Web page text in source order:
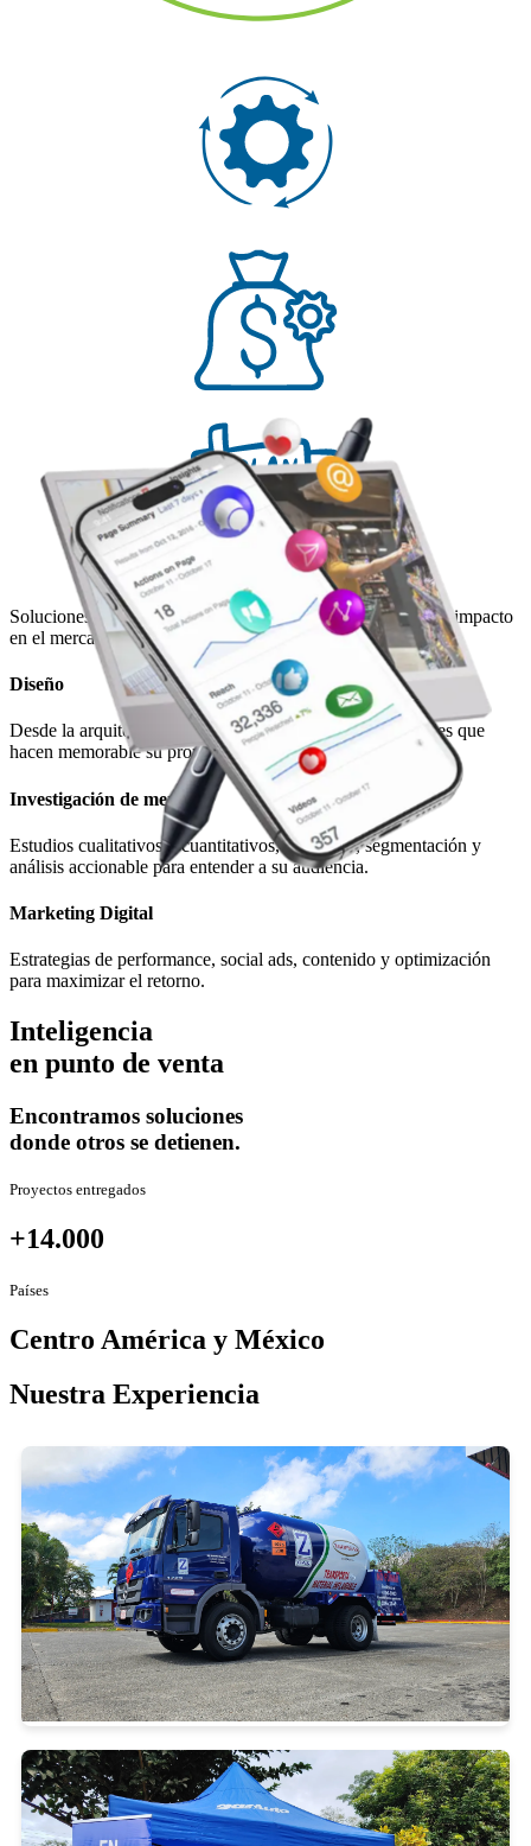
Soluciones pensadas para cada etapa: desde la idea hasta el impacto
en el mercado.
Diseño
Desde la arquitectura de marca, identidad visual y mensajes que
hacen memorable su propuesta.
Investigación de mercado
Estudios cualitativos y cuantitativos, encuestas, segmentación y
análisis accionable para entender a su audiencia.
Marketing Digital
Estrategias de performance, social ads, contenido y optimización
para maximizar el retorno.
Inteligencia
en punto de venta
Encontramos soluciones
donde otros se detienen.
Proyectos entregados
+14.000
Países
Centro América y México
Nuestra Experiencia